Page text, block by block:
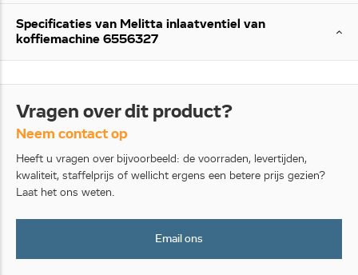
Specificaties van Melitta inlaatventiel van
koffiemachine 6556327
Vragen over dit product?
Neem contact op
Heeft u vragen over bijvoorbeeld: de voorraden, levertijden,
kwaliteit, staffelprijs of wellicht ergens een betere prijs gezien?
Laat het ons weten.
Email ons